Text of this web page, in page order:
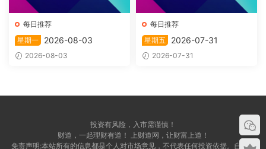
每日推荐
星期一
2026-08-03
2026-08-03
每日推荐
星期五
2026-07-31
2026-07-31
投资有风险，入市需谨慎！
财道，一起理财有道！ 上财道网，让财富上道！
免责声明:本站所有的信息都是个人对市场意见，不代表任何投资依据。自愿，